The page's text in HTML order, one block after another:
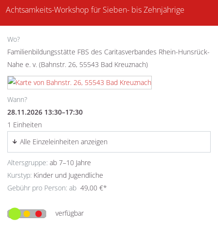
Achtsamkeits-Workshop für Sieben- bis Zehnjährige
Wo?
Familienbildungsstätte FBS des Caritasverbandes Rhein-Hunsrück-
Nahe e. v. (Bahnstr. 26, 55543 Bad Kreuznach)
Wann?
28.11.2026 13:30–17:30
1 Einheiten
Alle Einzeleinheiten anzeigen
Altersgruppe: ab 7–10 Jahre
Kurstyp: Kinder und Jugendliche
Gebühr pro Person: ab 49,00 €*
verfügbar